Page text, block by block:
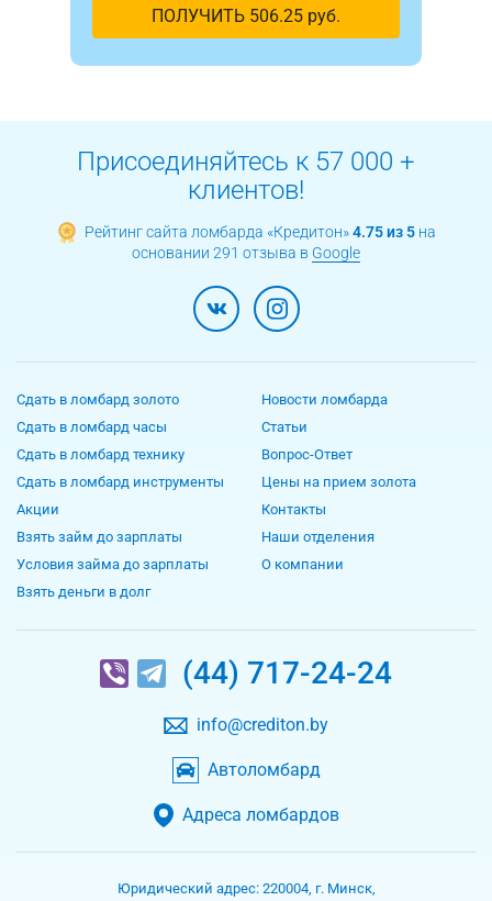
ПОЛУЧИТЬ 506.25 руб.
Присоединяйтесь к 57 000 +
клиентов!
Рейтинг сайта ломбарда «Кредитон»4.75 из 5 на
основании 291 отзыва в Google
Сдать в ломбард золото
Сдать в ломбард часы
Сдать в ломбард технику
Сдать в ломбард инструменты
Акции
Взять займ до зарплаты
Условия займа до зарплаты
Взять деньги в долг
Новости ломбарда
Статьи
Вопрос-Ответ
Цены на прием золота
Контакты
Наши отделения
О компании
(44) 717-24-24
info@crediton.by
Автоломбард
Адреса ломбардов
Юридический адрес: 220004, г. Минск,